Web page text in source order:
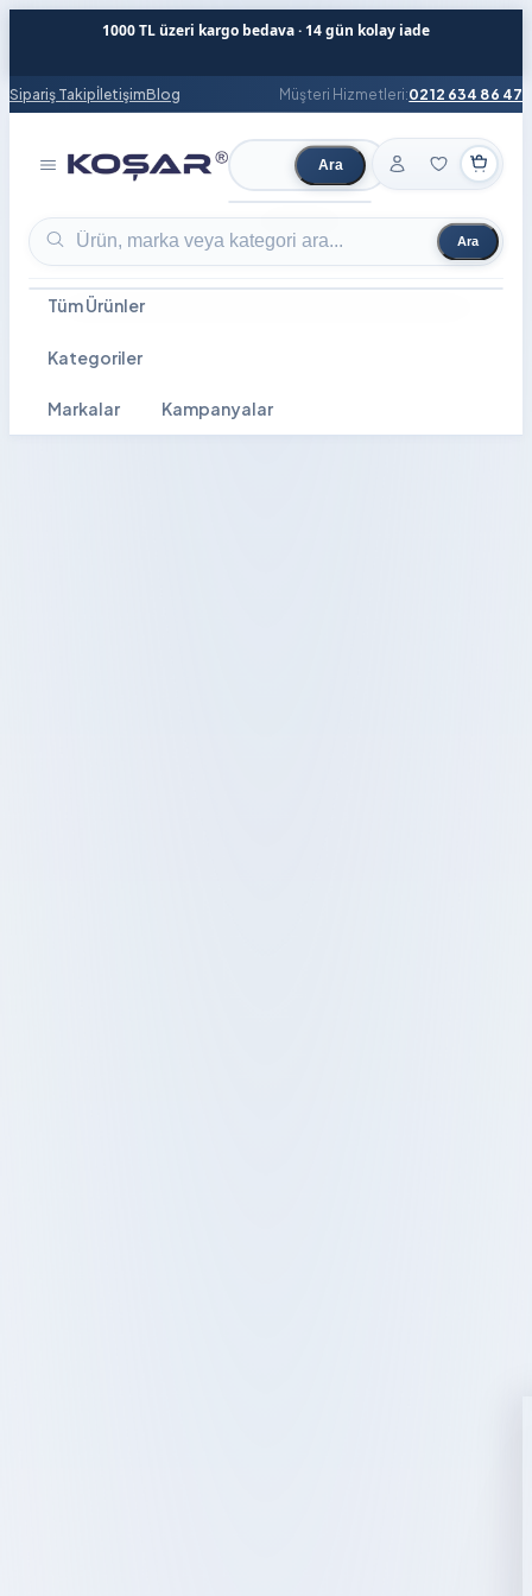
1000 TL üzeri kargo bedava · 14 gün kolay iade
Sipariş TakipİletişimBlog Müşteri Hizmetleri:0212 634 86 47
Ürün ara Ara
Ürün ara Ara
Tüm Ürünler
Kategoriler
Markalar Kampanyalar